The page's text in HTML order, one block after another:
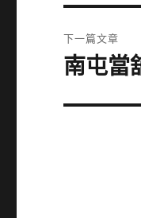
篇
文
章:
下一篇文章
下
篇
南屯當